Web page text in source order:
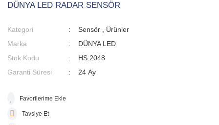
DÜNYA LED RADAR SENSÖR
Kategori Sensör
Ürünler
Marka
DÜNYA LED
Stok Kodu
HS.2048
Garanti Süresi
24 Ay
Tavsiye Et